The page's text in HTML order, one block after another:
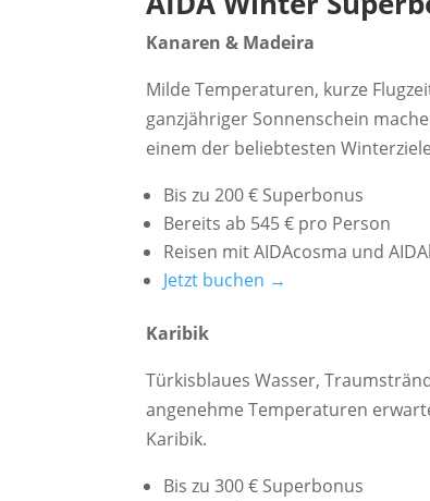
Kanaren & Madeira
Milde Temperaturen, kurze
ganzjähriger Sonnenschein
einem der beliebtesten
Bis zu 200 € Superbonus
Bereits ab 545 € pro Person
Reisen mit AIDAcosma und
Jetzt buchen →
Karibik
Türkisblaues Wasser,
angenehme Temperaturen
Karibik.
Bis zu 300 € Superbonus